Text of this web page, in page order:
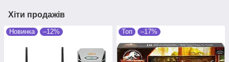
Хіти продажів
Новинка –12% Топ –17%